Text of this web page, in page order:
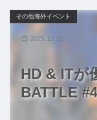
HD & IT
BATTLE
その他海外イベント
2025.10.25